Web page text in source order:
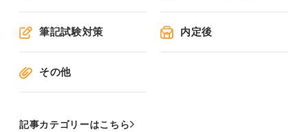
筆記試験対策 内定後
その他
記事カテゴリーはこちら